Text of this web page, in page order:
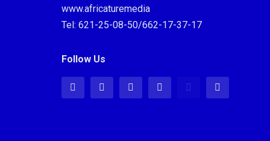
www.africaturemedia
Tel: 621-25-08-50/662-17-37-17
Follow Us